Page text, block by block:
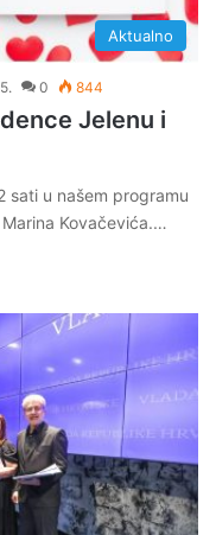
Aktualno
0 844
Jelenu i
sati u našem programu
Kovačevića.…